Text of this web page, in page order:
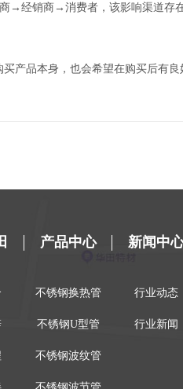
经销商→消费者，该影响渠道存
产品本身，也会希望在购买后有良
产品中心
不锈钢换热管
不锈钢U型管
不锈钢波纹管
新闻中
行业动态
行业新闻